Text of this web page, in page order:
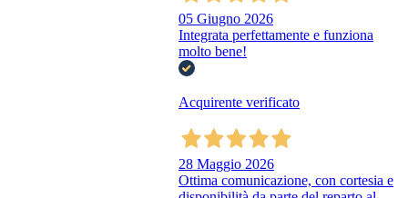
05 Giugno 2026
Integrata perfettamente e funziona
molto bene!
Acquirente verificato
28 Maggio 2026
Ottima comunicazione, con cortesia e